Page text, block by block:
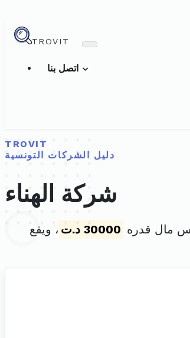
TROVIT
TROVIT
دليل الشركات التونسية
شركة الهناء
30000 د.ت
، ويقع